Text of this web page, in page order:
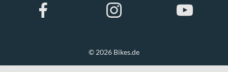
© 2026 Bikes.de